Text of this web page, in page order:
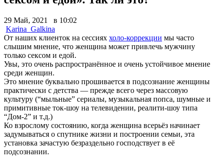
29 Май, 2021 в 10:02
Karina_Galkina
От наших клиенток на сессиях холо-коррекции мы часто
слышим мнение, что женщина может привлечь мужчину
только сексом и едой.
Увы, это очень распространённое и очень устойчивое мнение
среди женщин.
Это мнение буквально прошивается в подсознание женщины
практически с детства — прежде всего через массовую
культуру (“мыльные” сериалы, музыкальная попса, шумные и
примитивные ток-шоу на телевидении, реалити-шоу типа
“Дом-2” и т.д.)
Ко взрослому состоянию, когда женщина всерьёз начинает
задумываться о спутнике жизни и построении семьи, эта
установка зачастую безраздельно господствует в её
подсознании.